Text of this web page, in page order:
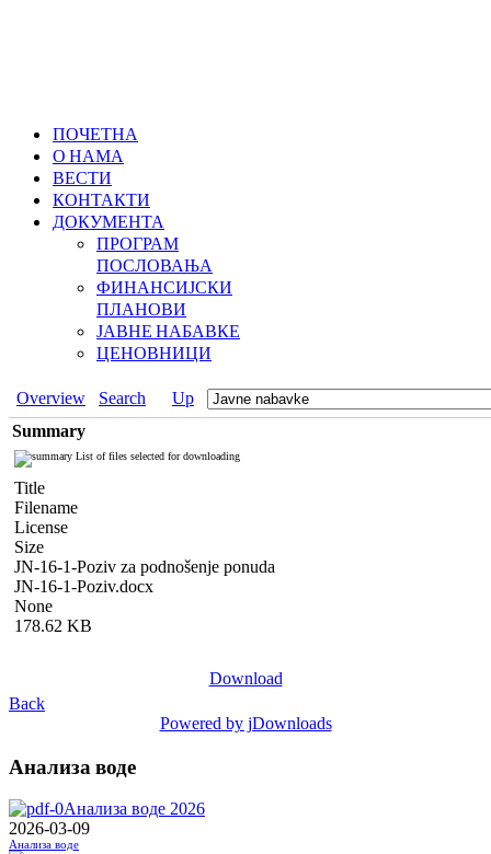
ПОЧЕТНА
О НАМА
ВЕСТИ
КОНТАКТИ
ДОКУМЕНТА
ПРОГРАМ
ПОСЛОВАЊА
ФИНАНСИЈСКИ
ПЛАНОВИ
ЈАВНЕ НАБАВКЕ
ЦЕНОВНИЦИ
Overview Search
Up
Summary
List of files selected for downloading
Title
Filename
License
Size
JN-16-1-Poziv za podnošenje ponuda
JN-16-1-Poziv.docx
None
178.62 KB
Download
Back
Powered by jDownloads
Анализа воде
Анализа воде 2026
2026-03-09
Анализа воде